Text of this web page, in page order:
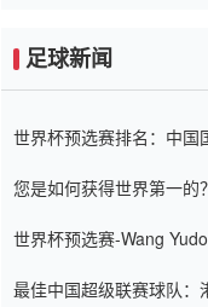
足球新闻
世界杯预选赛排名：中国
您是如何获得世界第一的
世界杯预选赛-Wang
最佳中国超级联赛球队：